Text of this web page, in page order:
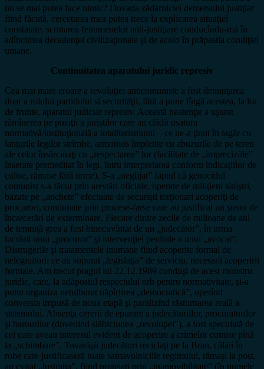
nu se mai putea face nimic? Dovada zădărniciei demersului justiţiar
fiind făcută, cercetarea mea putea trece la explicarea situaţiei
constatate, scrutarea fenomenelor anti-justiţiare conducîndu-mă în
adîncimea decadenţei civilizaţionale şi de acolo în prăpastia condiţiei
umane.
Continuitatea aparatului juridic represiv
Cea mai mare eroare a revoluţiei anticomuniste a fost denunţarea
doar a rolului partidului si securităţii, fără a pune lîngă acestea, la loc
de frunte, aparatul judiciar represiv. Această neatenţie a uşurat
rămînerea pe poziţii a juriştilor care au clădit osatura
normativă/instituţională a totalitarismului – ce ne-a ţinut în lagăr cu
lanţurile legilor strîmbe, armonios împletite cu abuzurile de pe teren
ale celor însărcinaţi cu „respectarea” lor (facilitate de „impreciziile”
înserate premeditat în legi, întru interpretarea conform indicaţiilor de
culise, rămase fără urme). S-a „neglijat” faptul că genocidul
comunist s-a făcut prin arestări oficiale, operate de miliţieni siniştri,
bazate pe „anchete” efectuate de securişti torţionari acoperiţi de
procurori, continuate prin procese-farse care au justificat un şuvoi de
încarcerări de exterminare. Fiecare dintre zecile de milioane de ani
de temniţă grea a fost binecuvîntat de un „judecător”, în urma
lucrării unui „procuror” şi intervenţiei penibile a unui „avocat”.
Distrugerile şi tratamentele inumane fiind acoperite formal de
nelegiuitorii ce au supurat „legislaţia” de serviciu, necesară acoperirii
formale. Am trecut pragul lui 22.12.1989 conduşi de acest monstru
juridic, care, la adăpostul respectului orb pentru normativitate, şi-a
putut organiza netulburat năpîrlirea „democratică”, operînd
conversia impusă de noua etapă şi paralizînd răsturnarea reală a
sistemului. Absenţa cererii de epurare a judecătoriilor, procuraturilor
şi barourilor (dovedind slăbiciunea „revoluţiei”), a fost speculată de
cei care aveau interesul evident de acoperire a crimelor comise pînă
la „schimbare”. Tovarăşii judecători reciclaţi pe la Bran, călăii în
robe care justificaseră toate samavolniciile regimului, rămaşi la post,
au evitat „lustraţia”, fiind protejaţi prin „inamovibilitate” (în numele